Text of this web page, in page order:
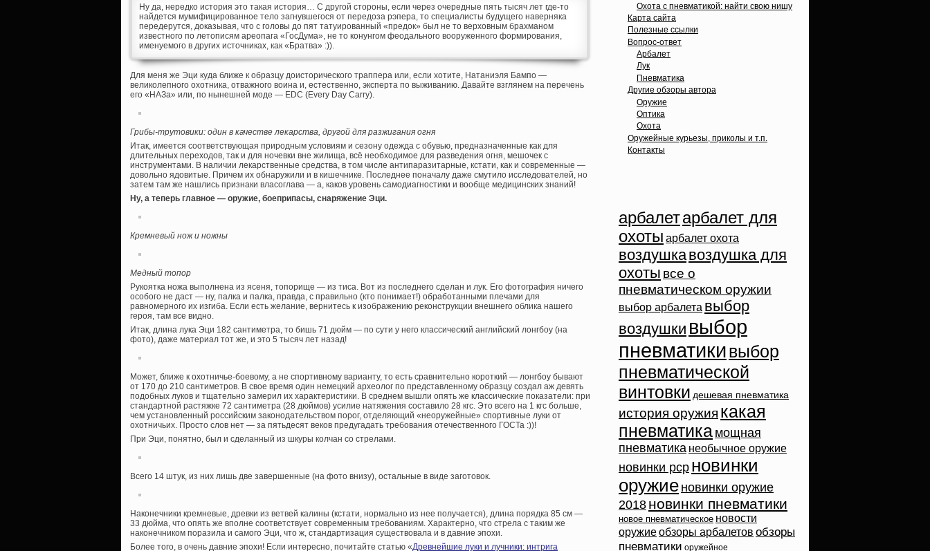
Ну да, нередко история это такая история… С другой стороны, если через очередные пять тысяч лет где-то
найдется мумифицированное тело загнувшегося от передоза рэпера, то специалисты будущего наверняка
передерутся, доказывая, что с головы до пят татуированный «предок» был не то верховным брахманом
известного по летописям ареопага «ГосДума», не то конунгом феодального вооруженного формирования,
именуемого в других источниках, как «Братва» :)).
Для меня же Эци куда ближе к образцу доисторического траппера или, если хотите, Натаниэля Бампо —
великолепного охотника, отважного воина и, естественно, эксперта по выживанию. Давайте взглянем на перечень
его «НАЗа» или, по нынешней моде — EDC (Every Day Carry).
Грибы-трутовики: один в качестве лекарства, другой для разжигания огня
Итак, имеется соответствующая природным условиям и сезону одежда с обувью, предназначенные как для
длительных переходов, так и для ночевки вне жилища, всё необходимое для разведения огня, мешочек с
инструментами. В наличии лекарственные средства, в том числе антипаразитарные, кстати, как и современные —
довольно ядовитые. Причем их обнаружили и в кишечнике. Последнее поначалу даже смутило исследователей, но
затем там же нашлись признаки власоглава — а, каков уровень самодиагностики и вообще медицинских знаний!
Ну, а теперь главное — оружие, боеприпасы, снаряжение Эци.
Кремневый нож и ножны
Медный топор
Рукоятка ножа выполнена из ясеня, топорище — из тиса. Вот из последнего сделан и лук. Его фотография ничего
особого не даст — ну, палка и палка, правда, с правильно (кто понимает!) обработанными плечами для
равномерного их изгиба. Если есть желание, вернитесь к изображению реконструкции внешнего облика нашего
героя, там все видно.
Итак, длина лука Эци 182 сантиметра, то бишь 71 дюйм — по сути у него классический английский лонгбоу (на
фото), даже материал тот же, и это 5 тысяч лет назад!
Может, ближе к охотничье-боевому, а не спортивному варианту, то есть сравнительно короткий — лонгбоу бывают
от 170 до 210 сантиметров. В свое время один немецкий археолог по представленному образцу создал аж девять
подобных луков и тщательно замерил их характеристики. В среднем вышли опять же классические показатели: при
стандартной растяжке 72 сантиметра (28 дюймов) усилие натяжения составило 28 кгс. Это всего на 1 кгс больше,
чем установленный российским законодательством порог, отделяющий «неоружейные» спортивные луки от
охотничьих. Просто слов нет — за пятьдесят веков предугадать требования отечественного ГОСТа :))!
При Эци, понятно, был и сделанный из шкуры колчан со стрелами.
Всего 14 штук, из них лишь две завершенные (на фото внизу), остальные в виде заготовок.
Наконечники кремневые, древки из ветвей калины (кстати, нормально из нее получается), длина порядка 85 см —
33 дюйма, что опять же вполне соответствует современным требованиям. Характерно, что стрела с таким же
наконечником поразила и самого Эци, что ж, стандартизация существовала и в давние эпохи.
Более того, в очень давние эпохи! Если интересно, почитайте статью «Древнейшие луки и лучники: интрига
Охота с пневматикой: найти свою нишу
Карта сайта
Полезные ссылки
Вопрос-ответ
Арбалет
Лук
Пневматика
Другие обзоры автора
Оружие
Оптика
Охота
Оружейные курьезы, приколы и т.п.
Контакты
арбалетарбалет для
охоты арбалет охота
воздушкавоздушка для
охоты все о
пневматическом оружии
выбор арбалета выбор
воздушки выбор
пневматикивыбор
пневматической
винтовки дешевая пневматика
история оружия какая
пневматика мощная
пневматика необычное оружие
новинки pcp новинки
оружие новинки оружие
2018 новинки пневматики
новое пневматическое новости
оружиеобзоры арбалетов обзоры
пневматики оружейное